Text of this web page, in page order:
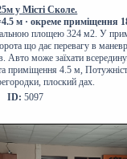
у Місті Сколе.
м · окреме приміщення
площею 324 м2. У
що дає перевагу в
Авто може заїхати
приміщення 4.5 м,
плоский дах.
ID: 5097